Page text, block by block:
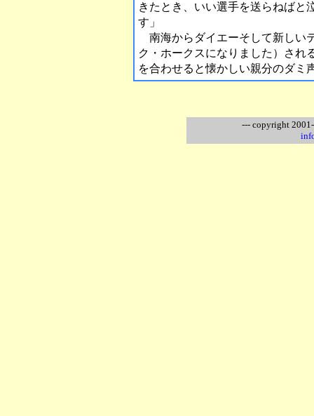
きたとき、いい選手を送らねばと
す」
南海からダイエーそして新しい
ク・ホークスになりました）され
を合わせると懐かしい親分のダミ
--- copyright